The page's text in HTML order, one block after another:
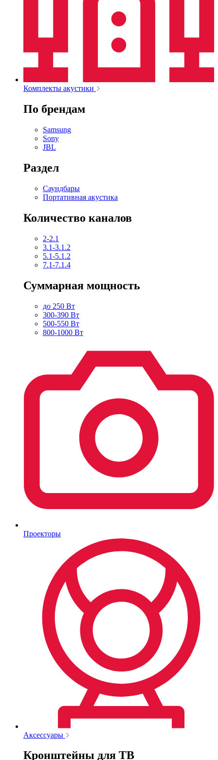
Комплекты акустики
По брендам
Samsung
Sony
JBL
Раздел
Саундбары
Портативная акустика
Количество каналов
2-2.1
3.1-3.1.2
5.1-5.1.2
7.1-7.1.4
Суммарная мощность
до 250 Вт
300-390 Вт
500-550 Вт
800-1000 Вт
Проекторы
Аксессуары
Кронштейны для ТВ